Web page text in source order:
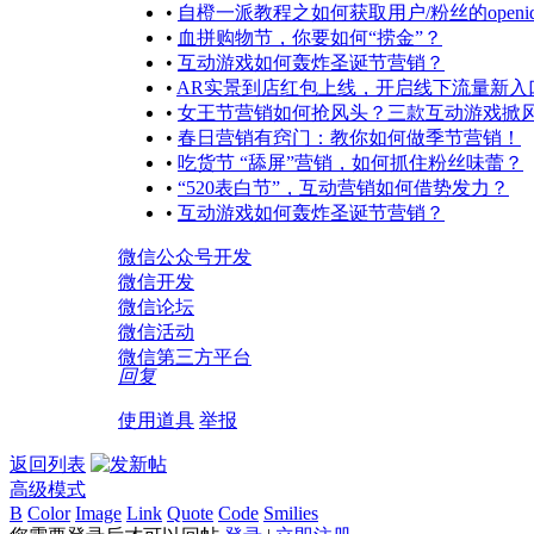
• 自橙一派教程之如何获取用户/粉丝的
• 血拼购物节，你要如何“捞金”？
• 互动游戏如何轰炸圣诞节营销？
• AR实景到店红包上线，开启线下流量新入
• 女王节营销如何抢风头？三款互动游戏掀
• 春日营销有窍门：教你如何做季节营销！
• 吃货节 “舔屏”营销，如何抓住粉丝味蕾？
• “520表白节”，互动营销如何借势发力？
• 互动游戏如何轰炸圣诞节营销？
微信公众号开发
微信开发
微信论坛
微信活动
微信第三方平台
回复
使用道具 举报
返回列表
高级模式
B Color Image Link Quote Code Smilies